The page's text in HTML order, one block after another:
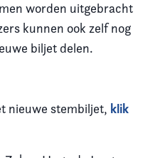
worden uitgebracht
kunnen ook zelf nog
biljet delen.
nieuwe stembiljet, klik